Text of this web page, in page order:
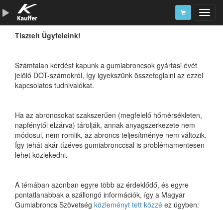
Szerszámkatalógus
Alkatrészek
Tisztelt Ügyfeleink!
Számtalan kérdést kapunk a gumiabroncsok gyártási évét
jelölő DOT-számokról, így igyekszünk összefoglalni az ezzel
kapcsolatos tudnivalókat.
Ha az abroncsokat szakszerűen (megfelelő hőmérsékleten,
napfénytől elzárva) tárolják, annak anyagszerkezete nem
módosul, nem romlik, az abroncs teljesítménye nem változik.
Így tehát akár tízéves gumiabronccsal is problémamentesen
lehet közlekedni.
A témában azonban egyre több az érdeklődő, és egyre
pontatlanabbak a szállongó információk, így a Magyar
Gumiabroncs Szövetség közleményt tett közzé ez ügyben: